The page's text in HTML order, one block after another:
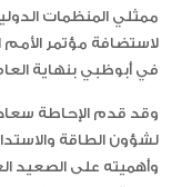
ممثلي المنظمات
في أبوظبي بنهاية
وقد قدم الإحاطة سعادة
لشؤون الطاقة
وأهميته على الصعيد